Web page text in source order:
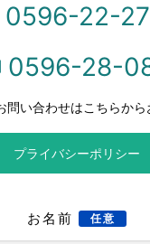
0596-22-
0596-28-
問い合わせはこちらから
プライバシーポリシー
お名前 任意